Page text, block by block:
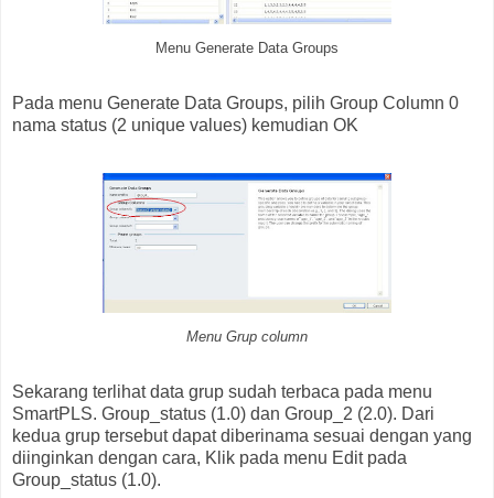
Menu Generate Data Groups
Pada menu Generate Data Groups, pilih Group Column 0
nama status (2 unique values) kemudian OK
Menu Grup column
Sekarang terlihat data grup sudah terbaca pada menu
SmartPLS. Group_status (1.0) dan Group_2 (2.0). Dari
kedua grup tersebut dapat diberinama sesuai dengan yang
diinginkan dengan cara, Klik pada menu Edit pada
Group_status (1.0).